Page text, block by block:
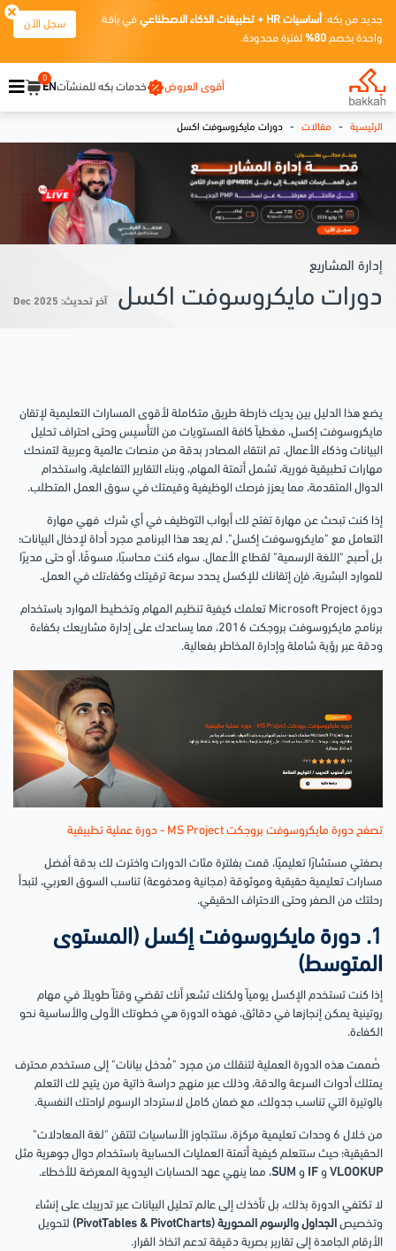
جديد من بكه: أساسيات HR + تطبيقات الذكاء الاصطناعي
في باقة
واحدة بخصم 80% لفترة محدودة.
سجل الآن
أقوى العروض خدمات بكه للمنشآتEN
0
الرئيسية - مقالات - دورات مايكروسوفت اكسل
إدارة المشاريع
دورات مايكروسوفت اكسل آخر تحديث: Dec 2025
يضع هذا الدليل بين يديك خارطة طريق متكاملة لأقوى المسارات التعليمية لإتقان
مايكروسوفت إكسل، مغطياً كافة المستويات من التأسيس وحتى احتراف تحليل
البيانات وذكاء الأعمال. تم انتقاء المصادر بدقة من منصات عالمية وعربية لتمنحك
مهارات تطبيقية فورية، تشمل أتمتة المهام، وبناء التقارير التفاعلية، واستخدام
الدوال المتقدمة، مما يعزز فرصك الوظيفية وقيمتك في سوق العمل المتطلب.
إذا كنت تبحث عن مهارة تفتح لك أبواب التوظيف في أي شرك فهي مهارة
التعامل مع "مايكروسوفت إكسل". لم يعد هذا البرنامج مجرد أداة لإدخال البيانات؛
بل أصبح "اللغة الرسمية" لقطاع الأعمال. سواء كنت محاسبًا، مسوقًا، أو حتى مديرًا
للموارد البشرية، فإن إتقانك للإكسل يحدد سرعة ترقيتك وكفاءتك في العمل.
دورة Microsoft Project تعلمك كيفية تنظيم المهام وتخطيط الموارد باستخدام
برنامج مايكروسوفت بروجكت 2016، مما يساعدك على إدارة مشاريعك بكفاءة
ودقة عبر رؤية شاملة وإدارة المخاطر بفعالية.
تصفح دورة مايكروسوفت بروجكت MS Project - دورة عملية تطبيقية
بصفتي مستشارًا تعليميًا، قمت بفلترة مئات الدورات واخترت لك بدقة أفضل
مسارات تعليمية حقيقية وموثوقة (مجانية ومدفوعة) تناسب السوق العربي، لتبدأ
رحلتك من الصفر وحتى الاحتراف الحقيقي.
1. دورة مايكروسوفت إكسل (المستوى
المتوسط)
إذا كنت تستخدم الإكسل يومياً ولكنك تشعر أنك تقضي وقتاً طويلاً في مهام
روتينية يمكن إنجازها في دقائق، فهذه الدورة هي خطوتك الأولى والأساسية نحو
الكفاءة.
صُممت هذه الدورة العملية لتنقلك من مجرد "مُدخل بيانات" إلى مستخدم محترف
يمتلك أدوات السرعة والدقة، وذلك عبر منهج دراسة ذاتية مرن يتيح لك التعلم
بالوتيرة التي تناسب جدولك، مع ضمان كامل لاسترداد الرسوم لراحتك النفسية.
من خلال 6 وحدات تعليمية مركزة، ستتجاوز الأساسيات لتتقن "لغة المعادلات"
الحقيقية؛ حيث ستتعلم كيفية أتمتة العمليات الحسابية باستخدام دوال جوهرية مثل
VLOOKUP و IF و SUM، مما ينهي عهد الحسابات اليدوية المعرضة للأخطاء.
لا تكتفي الدورة بذلك، بل تأخذك إلى عالم تحليل البيانات عبر تدريبك على إنشاء
وتخصيص الجداول والرسوم المحورية (PivotTables & PivotCharts)
لتحويل
الأرقام الجامدة إلى تقارير بصرية دقيقة تدعم اتخاذ القرار.